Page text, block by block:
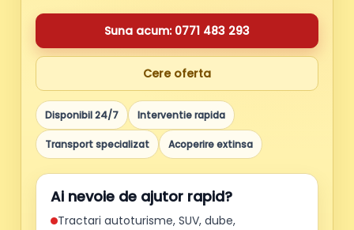
Suna acum: 0771 483 293
Cere oferta
Disponibil 24/7 Interventie rapida
Transport specializat Acoperire extinsa
Ai nevoie de ajutor rapid?
Tractari autoturisme, SUV, dube,